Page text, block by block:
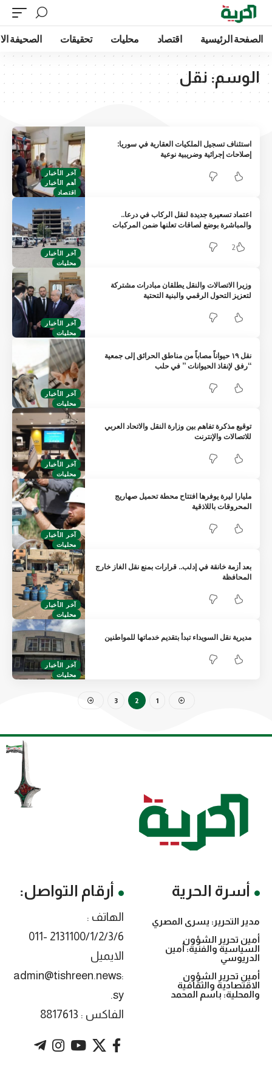
الصفحة الرئيسية اقتصاد محليات تحقيقات الصحيفة
الوسم: نقل
آخر الأخبار
أهم الأخبار
اقتصاد
استئناف تسجيل الملكيات العقارية في سوريا:
إصلاحات إجرائية وضريبية نوعية
آخر الأخبار
محليات
اعتماد تسعيرة جديدة لنقل الركاب في درعا..
والمباشرة بوضع لصاقات تعلنها ضمن المركبات
2
آخر الأخبار
محليات
وزيرا الاتصالات والنقل يطلقان مبادرات مشتركة
لتعزيز التحول الرقمي والبنية التحتية
آخر الأخبار
محليات
نقل ١٩ حيواناً مصاباً من مناطق الحرائق إلى جمعية
“رفق لإنقاذ الحيوانات ” في حلب
آخر الأخبار
محليات
توقيع مذكرة تفاهم بين وزارة النقل والاتحاد العربي
للاتصالات والإنترنت
آخر الأخبار
محليات
مليارا ليرة يوفرها افتتاح محطة تحميل صهاريج
المحروقات باللاذقية
آخر الأخبار
محليات
بعد أزمة خانقة في إدلب.. قرارات بمنع نقل الغاز خارج
المحافظة
آخر الأخبار
محليات
مديرية نقل السويداء تبدأ بتقديم خدماتها للمواطنين
1
2
3
أسرة الحرية
مدير التحرير: يسرى المصري
أمين تحرير الشؤون
السياسية والفنية: أمين
الدريوسي
أمين تحرير الشؤون
الاقتصادية والثقافية
والمحلية: باسم المحمد
أرقام التواصل:
الهاتف :
2131100/1/2/3/6 -011
الايميل
:admin@tishreen.news
.sy
الفاكس : 8817613